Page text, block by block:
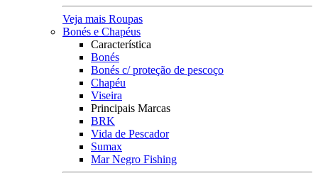
Veja mais Roupas
Bonés e Chapéus
Característica
Bonés
Bonés c/ proteção de pescoço
Chapéu
Viseira
Principais Marcas
BRK
Vida de Pescador
Sumax
Mar Negro Fishing